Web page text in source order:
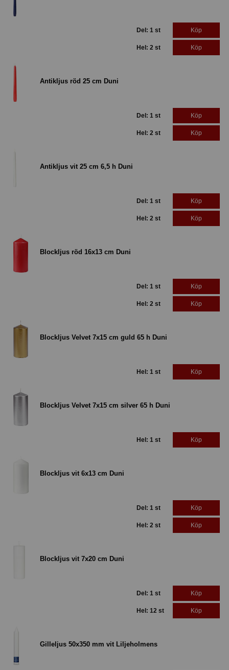
Del: 1 st Köp
Hel: 2 st Köp
Antikljus röd 25 cm Duni
Del: 1 st Köp
Hel: 2 st Köp
Antikljus vit 25 cm 6,5 h Duni
Del: 1 st Köp
Hel: 2 st Köp
Blockljus röd 16x13 cm Duni
Del: 1 st Köp
Hel: 2 st Köp
Blockljus Velvet 7x15 cm guld 65 h Duni
Hel: 1 st Köp
Blockljus Velvet 7x15 cm silver 65 h Duni
Hel: 1 st Köp
Blockljus vit 6x13 cm Duni
Del: 1 st Köp
Hel: 2 st Köp
Blockljus vit 7x20 cm Duni
Del: 1 st Köp
Hel: 12 st Köp
Gilleljus 50x350 mm vit Liljeholmens